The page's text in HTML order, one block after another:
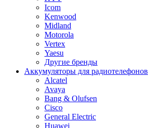
Icom
Kenwood
Midland
Motorola
Vertex
Yaesu
Другие бренды
Аккумуляторы для радиотелефонов
Alcatel
Avaya
Bang & Olufsen
Cisco
General Electric
Huawei